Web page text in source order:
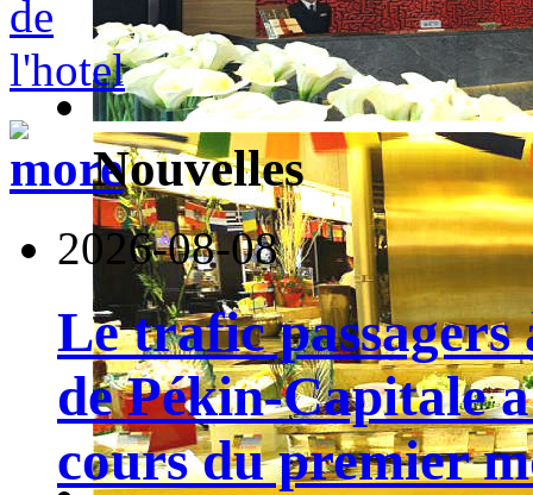
Nouvelles
2026-08-08
Le trafic
de Pékin-Capitale
cours du premier